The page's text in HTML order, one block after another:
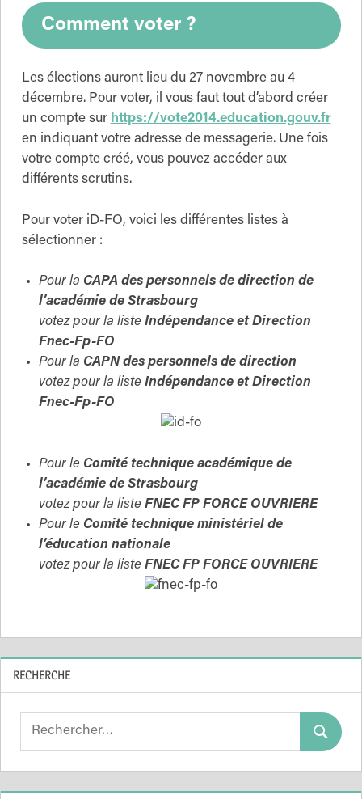
Comment voter ?
Les élections auront lieu du 27 novembre au 4
décembre. Pour voter, il vous faut tout d’abord créer
un compte sur https://vote2014.education.gouv.fr
en indiquant votre adresse de messagerie. Une fois
votre compte créé, vous pouvez accéder aux
différents scrutins.
Pour voter iD-FO, voici les différentes listes à
sélectionner :
Pour la CAPA des personnels de direction de
l’académie de Strasbourg
votez pour la liste Indépendance et Direction
Fnec-Fp-FO
Pour la CAPN des personnels de direction
votez pour la liste Indépendance et Direction
Fnec-Fp-FO
Pour le Comité technique académique de
l’académie de Strasbourg
votez pour la liste FNEC FP FORCE OUVRIERE
Pour le Comité technique ministériel de
l’éducation nationale
votez pour la liste FNEC FP FORCE OUVRIERE
RECHERCHE
Search
Search